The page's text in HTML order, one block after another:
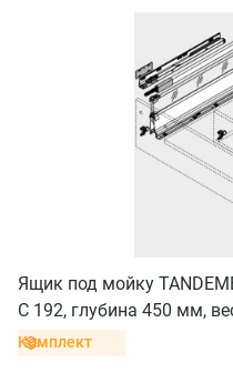
Ящик под мойку
С 192, глубина 450 мм,
inserta, серый
Комплект